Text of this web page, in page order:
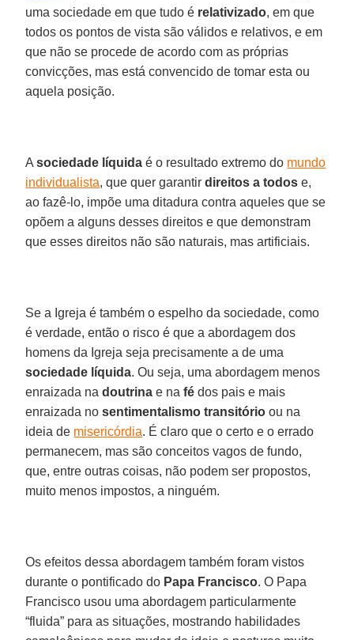
uma sociedade em que tudo é relativizado, em que
todos os pontos de vista são válidos e relativos, e em
que não se procede de acordo com as próprias
convicções, mas está convencido de tomar esta ou
aquela posição.
Asociedade líquida é o resultado extremo do mundo
individualista, que quer garantirdireitos a todos e,
ao fazê-lo, impõe uma ditadura contra aqueles que se
opõem a alguns desses direitos e que demonstram
que esses direitos não são naturais, mas artificiais.
Se a Igreja é também o espelho da sociedade, como
é verdade, então o risco é que a abordagem dos
homens da Igreja seja precisamente a de uma
sociedade líquida. Ou seja, uma abordagem menos
enraizada nadoutrina e nafé dos pais e mais
enraizada nosentimentalismo transitório ou na
ideia de misericórdia. É claro que o certo e o errado
permanecem, mas são conceitos vagos de fundo,
que, entre outras coisas, não podem ser propostos,
muito menos impostos, a ninguém.
Os efeitos dessa abordagem também foram vistos
durante o pontificado do Papa Francisco. O Papa
Francisco usou uma abordagem particularmente
“fluida” para as situações, mostrando habilidades